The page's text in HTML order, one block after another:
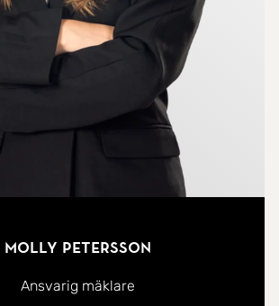
Molly Petersson
Ansvarig mäklare